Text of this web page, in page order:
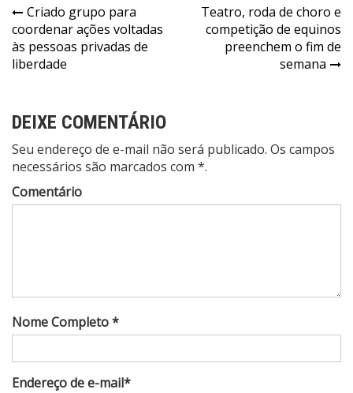
Navegação
de
Post
Criado grupo para
coordenar ações voltadas
às pessoas privadas de
liberdade
Teatro, roda de choro e
competição de equinos
preenchem o fim de
semana
DEIXE COMENTÁRIO
Seu endereço de e-mail não será publicado. Os campos
necessários são marcados com *.
Comentário
Nome Completo *
Endereço de e-mail*